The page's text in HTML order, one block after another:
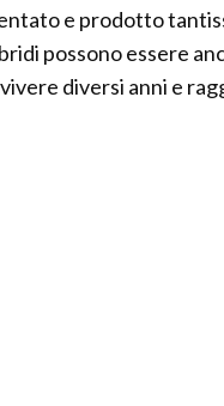
e prodotto
possono essere
diversi anni e